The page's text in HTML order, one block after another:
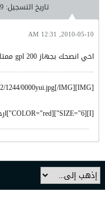
تاريخ التسجيل:
2010-05-10, 12:31 AM
اخي انصحك بجهاز gpl 200 ممتاز جدا جدا للمياه الجوفيه
[IMG]http://img22.imageshack.us/img22/1244/0000yui.jpg[/IMG]
[I][SIZE="6"][COLOR="red"]ارحموا عزيز قوم ذل [/COLOR][/SIZE][/I]